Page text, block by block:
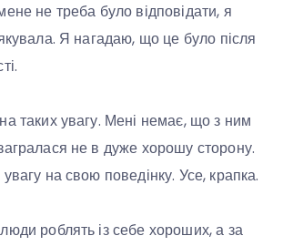
не треба було відповідати, я
Я нагадаю, що це було після
таких увагу. Мені немає, що з ним
не в дуже хорошу сторону.
на свою поведінку. Усе, крапка.
роблять із себе хороших, а за